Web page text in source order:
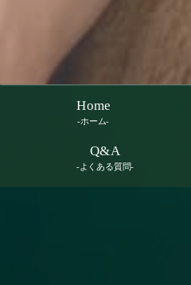
Home
-ホーム-
Q&A
-よくある質問-